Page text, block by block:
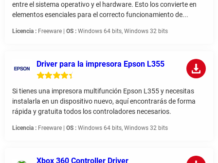
entre el sistema operativo y el hardware. Esto los convierte en
elementos esenciales para el correcto funcionamiento de...
Licencia : Freeware | OS : Windows 64 bits, Windows 32 bits
Driver para la impresora Epson L355
Si tienes una impresora multifunción Epson L355 y necesitas
instalarla en un dispositivo nuevo, aquí encontrarás de forma
rápida y gratuita todos los controladores necesarios.
Licencia : Freeware | OS : Windows 64 bits, Windows 32 bits
Xbox 360 Controller Driver